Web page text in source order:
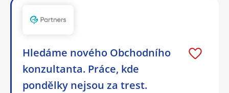
Hledáme nového Obchodního
konzultanta. Práce, kde
pondělky nejsou za trest.